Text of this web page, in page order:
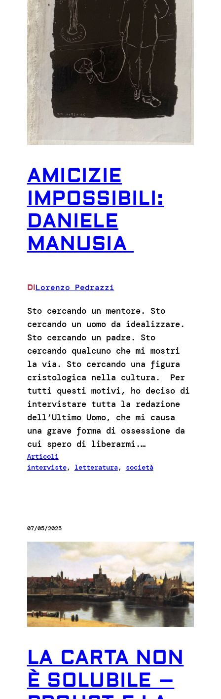
AMICIZIE
IMPOSSIBILI:
DANIELE
MANUSIA
DILorenzo Pedrazzi
Sto cercando un mentore. Sto
cercando un uomo da idealizzare.
Sto cercando un padre. Sto
cercando qualcuno che mi mostri
la via. Sto cercando una figura
cristologica nella cultura. Per
tutti questi motivi, ho deciso di
intervistare tutta la redazione
dell’Ultimo Uomo, che mi causa
una grave forma di ossessione da
cui spero di liberarmi.…
Articoli
interviste, letteratura, società
07/05/2025
LA CARTA NON
È SOLUBILE –